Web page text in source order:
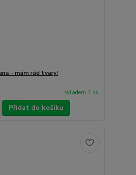
- mám rád tvary!
skladem 3 ks
Přidat do košíku